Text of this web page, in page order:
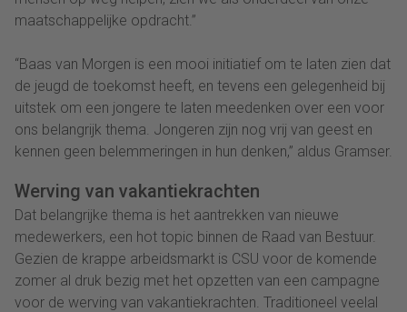
maatschappelijke opdracht.”
“Baas van Morgen is een mooi initiatief om te laten zien dat
de jeugd de toekomst heeft, en tevens een gelegenheid bij
uitstek om een jongere te laten meedenken over een voor
ons belangrijk thema. Jongeren zijn nog vrij van geest en
kennen geen belemmeringen in hun denken,” aldus Gramser.
Werving van vakantiekrachten
Dat belangrijke thema is het aantrekken van nieuwe
medewerkers, een hot topic binnen de Raad van Bestuur.
Gezien de krappe arbeidsmarkt is CSU voor de komende
zomer al druk bezig met het opzetten van een campagne
voor de werving van vakantiekrachten. Traditioneel veelal